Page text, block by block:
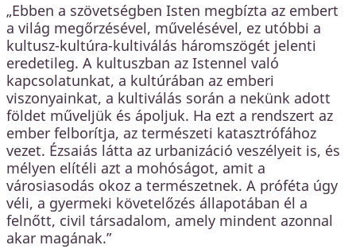
„Ebben a szövetségben Isten megbízta az embert
a világ megőrzésével, művelésével, ez utóbbi a
kultusz-kultúra-kultiválás háromszögét jelenti
eredetileg. A kultuszban az Istennel való
kapcsolatunkat, a kultúrában az emberi
viszonyainkat, a kultiválás során a nekünk adott
földet műveljük és ápoljuk. Ha ezt a rendszert az
ember felborítja, az természeti katasztrófához
vezet. Ézsaiás látta az urbanizáció veszélyeit is, és
mélyen elítéli azt a mohóságot, amit a
városiasodás okoz a természetnek. A próféta úgy
véli, a gyermeki követelőzés állapotában él a
felnőtt, civil társadalom, amely mindent azonnal
akar magának.”